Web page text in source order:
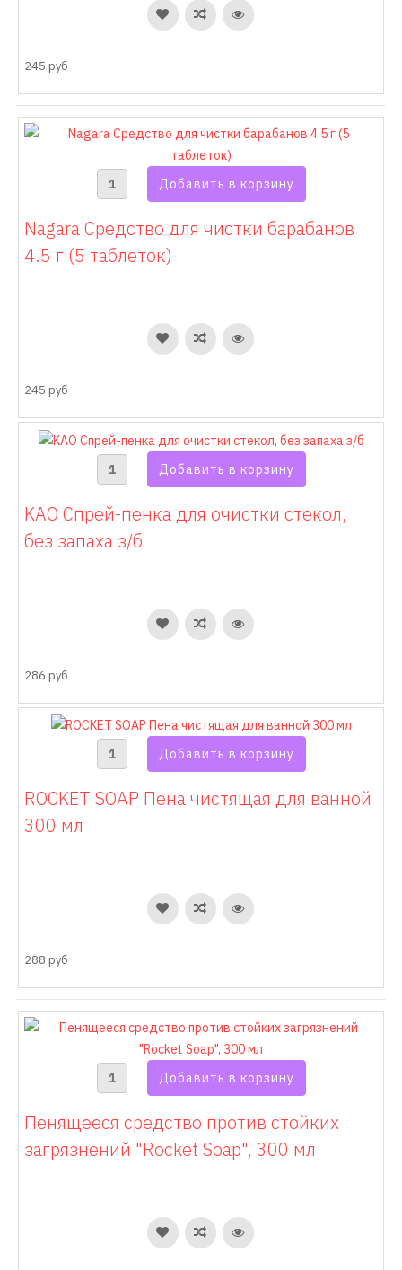
245 руб
Nagara Средство для чистки барабанов
4.5 г (5 таблеток)
245 руб
KAO Спрей-пенка для очистки стекол,
без запаха з/б
286 руб
ROCKET SOAP Пена чистящая для ванной
300 мл
288 руб
Пенящееся средство против стойких
загрязнений "Rocket Soap", 300 мл